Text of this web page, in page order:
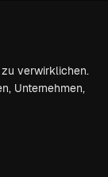
verwirklichen.
Unternehmen,